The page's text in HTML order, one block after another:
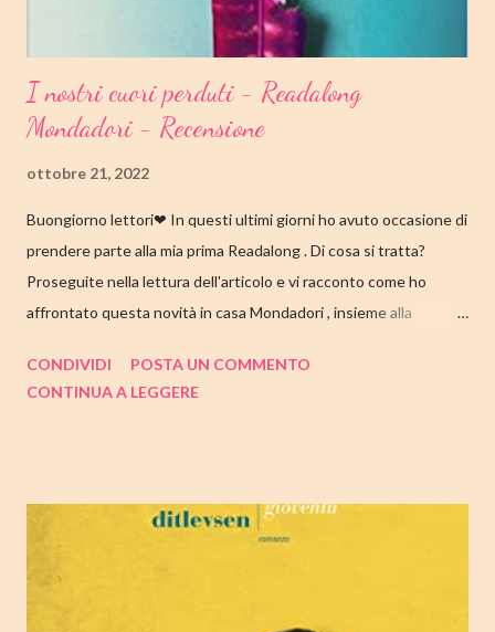
I nostri cuori perduti - Readalong
Mondadori - Recensione
ottobre 21, 2022
Buongiorno lettori❤ In questi ultimi giorni ho avuto occasione di
prendere parte alla mia prima Readalong . Di cosa si tratta?
Proseguite nella lettura dell'articolo e vi racconto come ho
affrontato questa novità in casa Mondadori , insieme alla
ringraziamenti. Nell'articolo di seguito parliamo quindi di " I nostri
ROMANZO PAGINE: 348 PREZZO: 19.00/EBOOK 10.99 Link
impiegato nella biblioteca universitaria di fronte a casa. Sua
CONDIVIDI
POSTA UN COMMENTO
CONTINUA A LEGGERE